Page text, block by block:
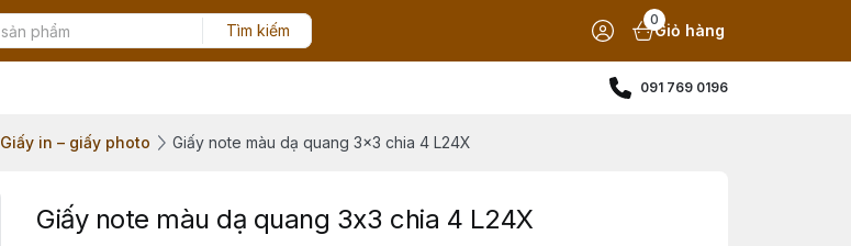
Tìm kiếm
0
Giỏ hàng
091 769 0196
Giấy in – giấy photo Giấy note màu dạ quang 3x3 chia 4 L24X
Giấy note màu dạ quang 3x3 chia 4 L24X